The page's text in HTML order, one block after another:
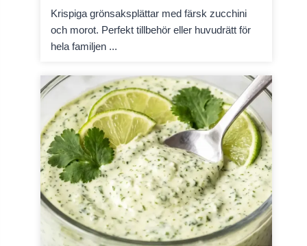
Krispiga grönsaksplättar med färsk zucchini
och morot. Perfekt tillbehör eller huvudrätt för
hela familjen ...